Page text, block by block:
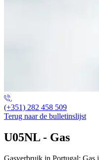
(+351) 282 458 509
Terug naar de bulletinslijst
U05NL - Gas
Gasverbruik in Portugal: Gas